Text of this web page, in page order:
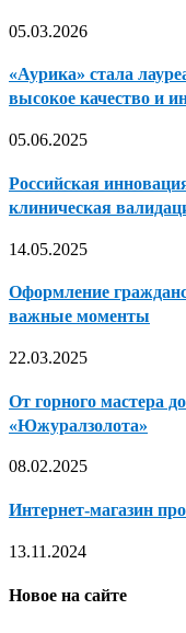
05.03.2026
«Аурика» стала
высокое качество и
05.06.2025
Российская
клиническая
14.05.2025
Оформление
важные моменты
22.03.2025
От горного мастера
«Южуралзолота»
08.02.2025
Интернет-магазин
13.11.2024
Новое на сайте